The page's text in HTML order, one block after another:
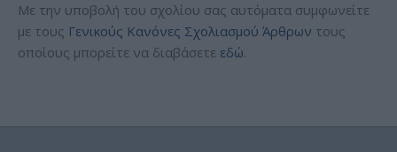
Με την υποβολή του σχολίου σας αυτόματα συμφωνείτε
με τους Γενικούς Κανόνες Σχολιασμού Άρθρων τους
οποίους μπορείτε να διαβάσετε εδώ.